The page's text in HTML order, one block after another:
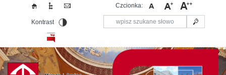
Czcionka:
Kontrast